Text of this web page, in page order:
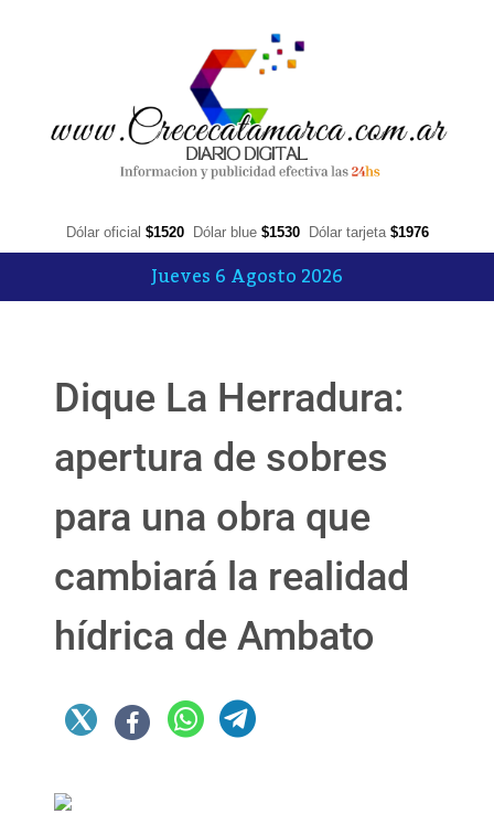
Dólar oficial $1520 Dólar blue $1530 Dólar tarjeta $1976
Jueves 6 Agosto 2026
Dique La Herradura:
apertura de sobres
para una obra que
cambiará la realidad
hídrica de Ambato